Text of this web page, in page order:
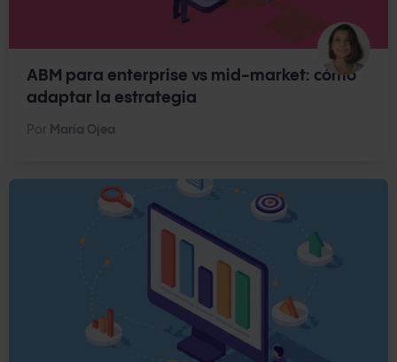
ABM para enterprise vs mid-market: cómo
adaptar la estrategia
Por María Ojea